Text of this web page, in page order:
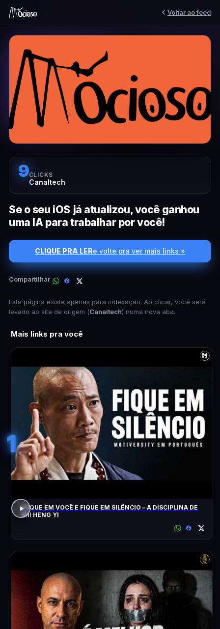
Voltar ao feed
9CLICKS
Canaltech
Se o seu iOS já atualizou, você ganhou
uma IA para trabalhar por você!
CLIQUE PRA LERe volte pra ver mais links »
Compartilhar
Esta página existe apenas para indexação. Ao clicar, você será
levado ao site de origem (Canaltech) numa nova aba.
Mais links pra você
1
FOQUE EM VOCÊ E FIQUE EM SILÊNCIO – A DISCIPLINA DE
SHI HENG YI